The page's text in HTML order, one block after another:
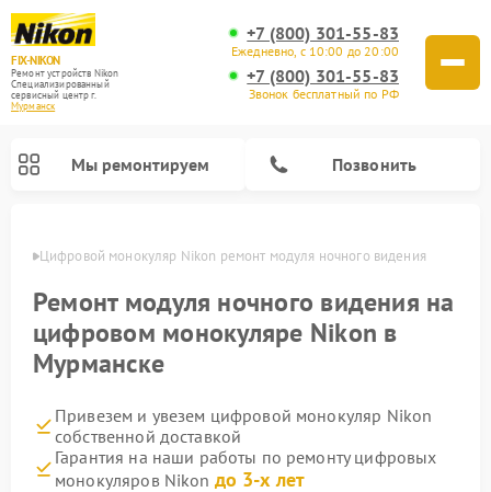
FIX-NIKON
Ремонт устройств Nikon
Специализированный
cервисный центр г.
Мурманск
+7 (800) 301-55-83
Ежедневно, с 10:00 до 20:00
+7 (800) 301-55-83
Звонок бесплатный по РФ
Мы ремонтируем Позвонить
Цифровой монокуляр Nikon ремонт модуля ночного видения
Ремонт модуля ночного видения на
цифровом монокуляре Nikon в
Мурманске
Привезем и увезем цифровой монокуляр Nikon
собственной доставкой
Гарантия на наши работы по ремонту цифровых
монокуляров Nikon до 3-х лет